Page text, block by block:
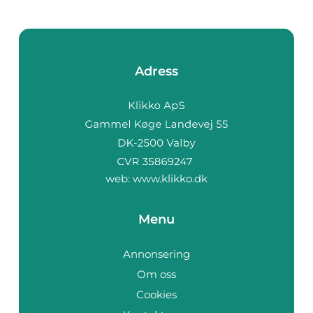
Adress
web: www.klikko.dk
Menu
Annonsering
Om oss
Cookies